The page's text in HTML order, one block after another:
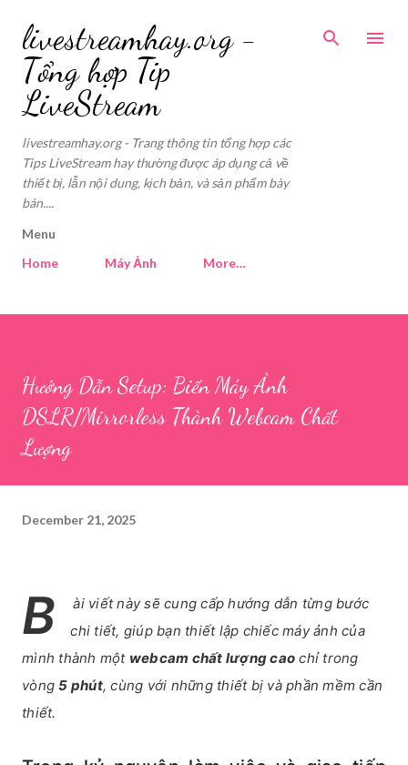
livestreamhay.org -
Tổng hợp Tip
LiveStream
livestreamhay.org - Trang thông tin tổng hợp các
Tips LiveStream hay thường được áp dụng cả về
thiết bị, lẫn nội dung, kịch bản, và sản phẩm bày
bán....
Menu
Home
Máy Ảnh More…
Hướng Dẫn Setup: Biến Máy Ảnh
DSLR/Mirrorless Thành Webcam Chất
Lượng
December 21, 2025
B
ài viết này sẽ cung cấp hướng dẫn từng bước
chi tiết, giúp bạn thiết lập chiếc máy ảnh của
mình thành một webcam chất lượng cao chỉ trong
vòng 5 phút, cùng với những thiết bị và phần mềm cần
thiết.